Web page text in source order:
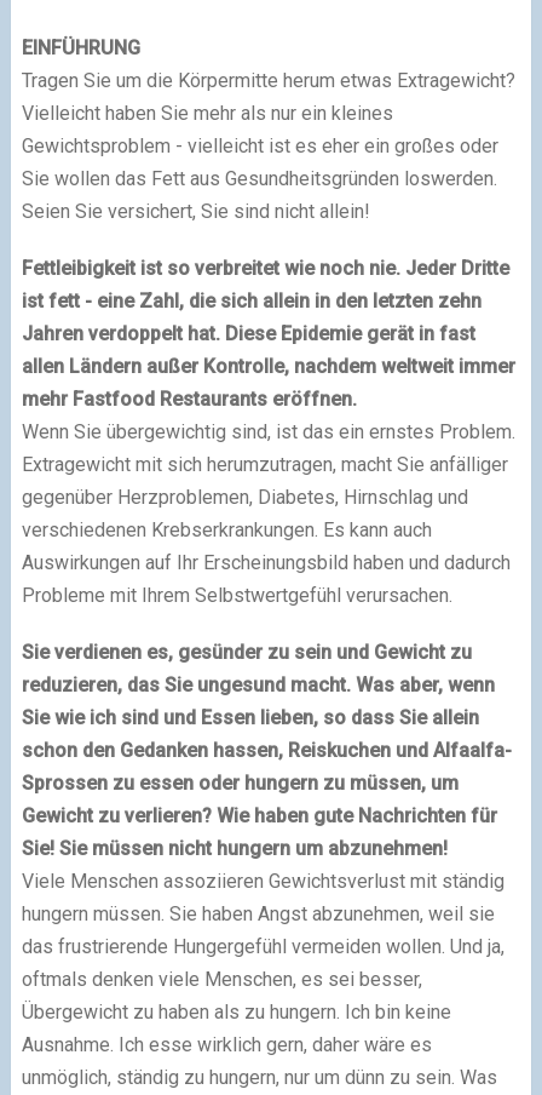
EINFÜHRUNG
Tragen Sie um die Körpermitte herum etwas Extragewicht?
Vielleicht haben Sie mehr als nur ein kleines
Gewichtsproblem - vielleicht ist es eher ein großes oder
Sie wollen das Fett aus Gesundheitsgründen loswerden.
Seien Sie versichert, Sie sind nicht allein!
Fettleibigkeit ist so verbreitet wie noch nie. Jeder Dritte
ist fett - eine Zahl, die sich allein in den letzten zehn
Jahren verdoppelt hat. Diese Epidemie gerät in fast
allen Ländern außer Kontrolle, nachdem weltweit immer
mehr Fastfood Restaurants eröffnen.
Wenn Sie übergewichtig sind, ist das ein ernstes Problem.
Extragewicht mit sich herumzutragen, macht Sie anfälliger
gegenüber Herzproblemen, Diabetes, Hirnschlag und
verschiedenen Krebserkrankungen. Es kann auch
Auswirkungen auf Ihr Erscheinungsbild haben und dadurch
Probleme mit Ihrem Selbstwertgefühl verursachen.
Sie verdienen es, gesünder zu sein und Gewicht zu
reduzieren, das Sie ungesund macht. Was aber, wenn
Sie wie ich sind und Essen lieben, so dass Sie allein
schon den Gedanken hassen, Reiskuchen und Alfaalfa-
Sprossen zu essen oder hungern zu müssen, um
Gewicht zu verlieren? Wie haben gute Nachrichten für
Sie! Sie müssen nicht hungern um abzunehmen!
Viele Menschen assoziieren Gewichtsverlust mit ständig
hungern müssen. Sie haben Angst abzunehmen, weil sie
das frustrierende Hungergefühl vermeiden wollen. Und ja,
oftmals denken viele Menschen, es sei besser,
Übergewicht zu haben als zu hungern. Ich bin keine
Ausnahme. Ich esse wirklich gern, daher wäre es
unmöglich, ständig zu hungern, nur um dünn zu sein. Was